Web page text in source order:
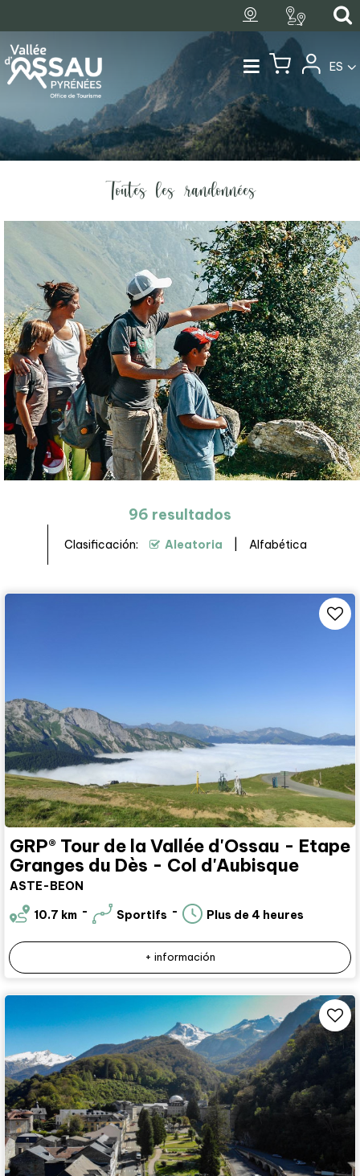
ES
Toutes les randonnées
96 resultados
Clasificación: Aleatoria Alfabética
GRP® Tour de la Vallée d'Ossau - Etape
Granges du Dès - Col d'Aubisque
ASTE-BEON
10.7 km Sportifs Plus de 4 heures
+ información